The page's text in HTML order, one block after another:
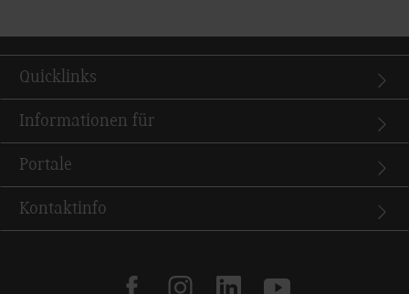
Quicklinks
Informationen für
Portale
Kontaktinfo
facebookinstagramlinkedinyoutube